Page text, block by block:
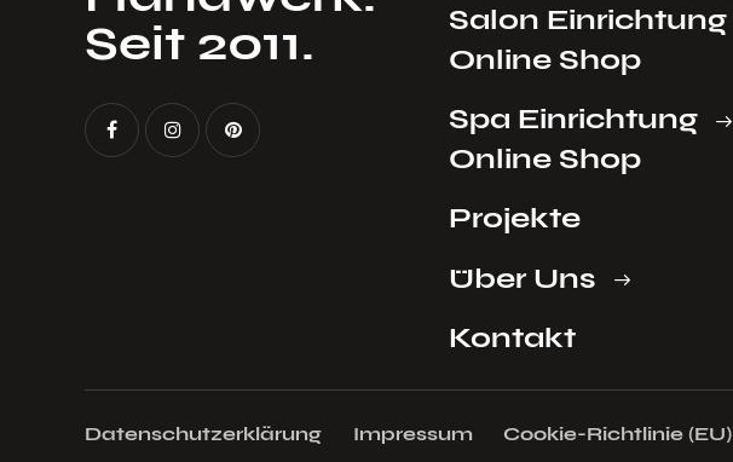
Seit 2011.
Salon Einrichtung
Online Shop
Spa Einrichtung
Online Shop
Projekte
Über Uns
Kontakt
Datenschutzerklärung Impressum Cookie-Richtlinie (EU)